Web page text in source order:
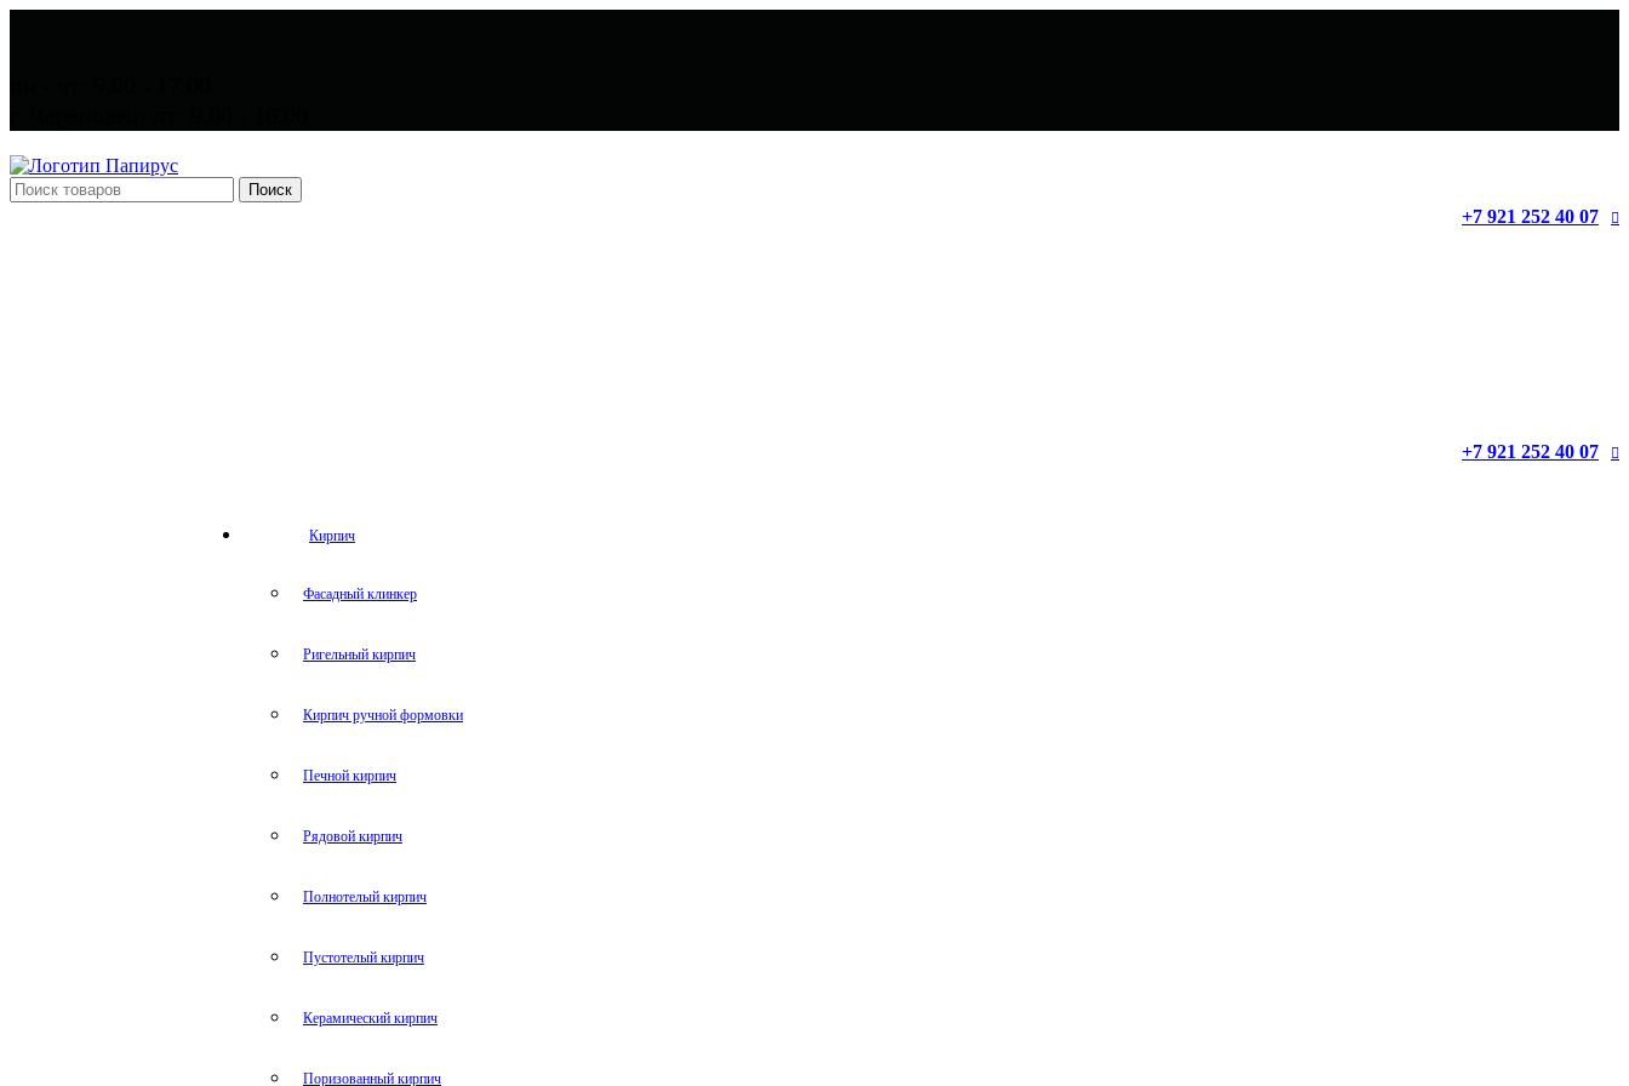
Поиск
+7 921 252 40 07
+7 921 252 40 07
Кирпич
Фасадный клинкер
Ригельный кирпич
Кирпич ручной формовки
Печной кирпич
Рядовой кирпич
Полнотелый кирпич
Пустотелый кирпич
Керамический кирпич
Поризованный кирпич